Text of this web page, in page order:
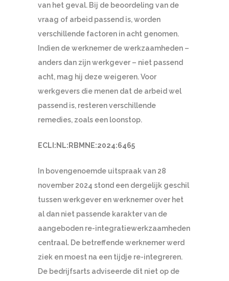
van het geval. Bij de beoordeling van de
vraag of arbeid passend is, worden
verschillende factoren in acht genomen.
Indien de werknemer de werkzaamheden –
anders dan zijn werkgever – niet passend
acht, mag hij deze weigeren. Voor
werkgevers die menen dat de arbeid wel
passend is, resteren verschillende
remedies, zoals een loonstop.
ECLI:NL:RBMNE:2024:6465
In bovengenoemde uitspraak van 28
november 2024 stond een dergelijk geschil
tussen werkgever en werknemer over het
al dan niet passende karakter van de
aangeboden re-integratiewerkzaamheden
centraal. De betreffende werknemer werd
ziek en moest na een tijdje re-integreren.
De bedrijfsarts adviseerde dit niet op de